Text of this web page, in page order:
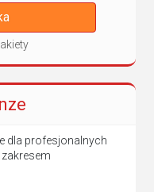
dla profesjonalnych